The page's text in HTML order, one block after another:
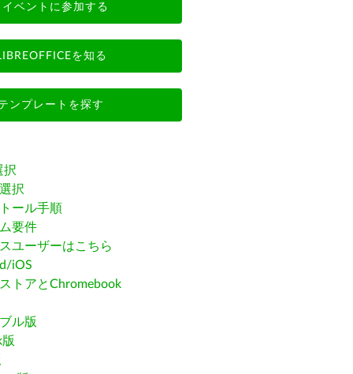
イベントに参加する
を知る
ンプレートを探す
択
択
ール手順
要件
ユーザーはこちら
iOS
トアとChromebook
ル版